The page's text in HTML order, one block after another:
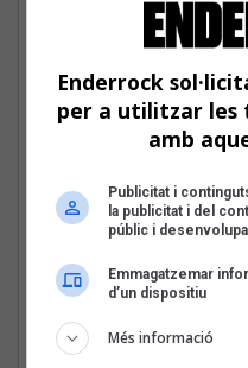
EN PORTADA
El cromo de Guillem Roma i
Enderrock
per a utilitzar les
amb
Publicitat i
la publicitat i del
públic i
Emmagatzemar
d’un dispositiu
Més informació